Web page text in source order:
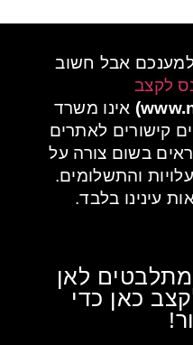
אבל חשוב
לקצב
אינו משרד
קישורים לאתרים
בשום צורה על
והתשלומים.
עינינו בלבד.
לאן
כאן כדי